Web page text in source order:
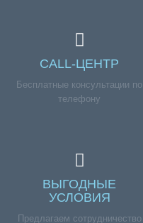
CALL-ЦЕНТР
Бесплатные консультации по
телефону
ВЫГОДНЫЕ
УСЛОВИЯ
Предлагаем сотрудничество